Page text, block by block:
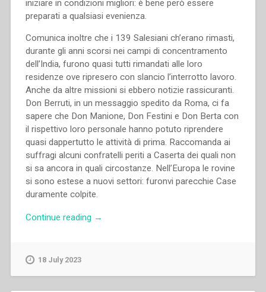
iniziare in condizioni migliori: è bene però essere
preparati a qualsiasi evenienza.
Comunica inoltre che i 139 Salesiani ch’erano rimasti,
durante gli anni scorsi nei campi di concentramento
dell’India, furono quasi tutti rimandati alle loro
residenze ove ripresero con slancio l’interrotto lavoro.
Anche da altre missioni si ebbero notizie rassicuranti.
Don Berruti, in un messaggio spedito da Roma, ci fa
sapere che Don Manione, Don Festini e Don Berta con
il rispettivo loro personale hanno potuto riprendere
quasi dappertutto le attività di prima. Raccomanda ai
suffragi alcuni confratelli periti a Caserta dei quali non
si sa ancora in quali circostanze. Nell’Europa le rovine
si sono estese a nuovi settori: furonvi parecchie Case
duramente colpite.
Continue reading “Pietro
→
18 July 2023